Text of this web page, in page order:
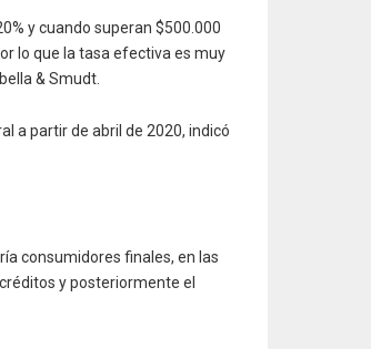
y cuando superan $500.000
lo que la tasa efectiva es muy
& Smudt.
a partir de abril de 2020, indicó
consumidores finales, en las
y posteriormente el